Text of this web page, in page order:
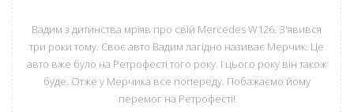
Вадим з дитинства мріяв про свій Mercedes W126. З'явився
три роки тому. Своє авто Вадим лагідно називає Мерчик. Це
авто вже було на Ретрофесті того року. І цього року він також
буде. Отже у Мерчика все попереду. Побажаємо йому
перемог на Ретрофесті!